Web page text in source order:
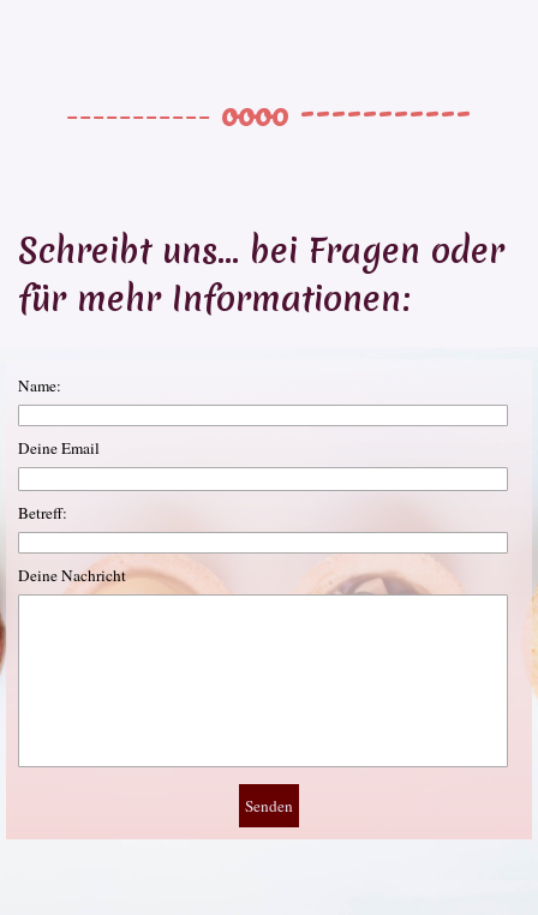
----------- oooo -----------
Schreibt uns... bei Fragen oder
für mehr Informationen:
Name:
Deine Email
Betreff:
Deine Nachricht